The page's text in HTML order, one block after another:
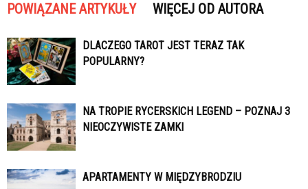
POWIĄZANE ARTYKUŁY WIĘCEJ OD AUTORA
DLACZEGO TAROT JEST TERAZ TAK
POPULARNY?
NA TROPIE RYCERSKICH LEGEND – POZNAJ 3
NIEOCZYWISTE ZAMKI
APARTAMENTY W MIĘDZYBRODZIU